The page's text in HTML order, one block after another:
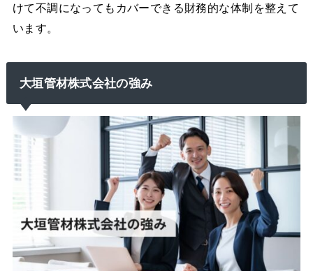
けて不調になってもカバーできる財務的な体制を整えて
います。
大垣管材株式会社の強み